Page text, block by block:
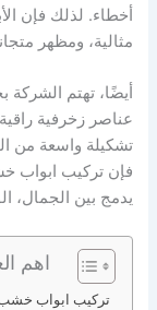
أخطاء. لذلك فإن
مثالية، ومظهر
أيضًا، تهتم الشركة
عناصر زخرفية
تشكيلة واسعة من
فإن تركيب
يدمج بين الجمال،
اهم
تركيب ابواب